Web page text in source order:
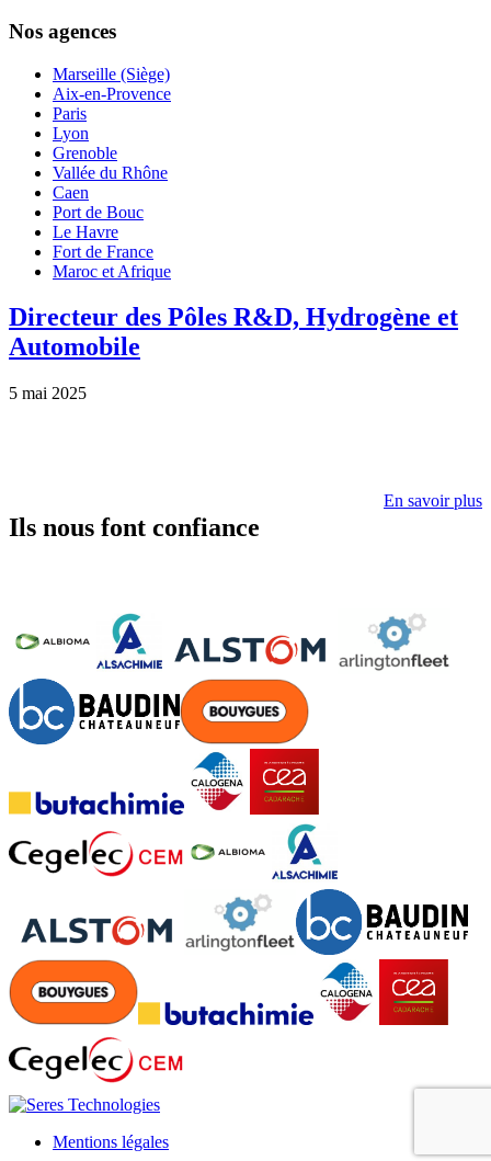
Nos agences
Marseille (Siège)
Aix-en-Provence
Paris
Lyon
Grenoble
Vallée du Rhône
Caen
Port de Bouc
Le Havre
Fort de France
Maroc et Afrique
Directeur des Pôles R&D, Hydrogène et
Automobile
5 mai 2025
Ils nous font confiance
En savoir plus
Mentions légales